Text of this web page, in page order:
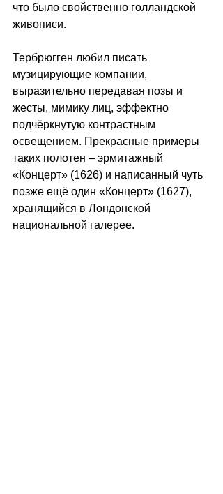
что было свойственно голландской
живописи.
Тербрюгген любил писать
музицирующие компании,
выразительно передавая позы и
жесты, мимику лиц, эффектно
подчёркнутую контрастным
освещением. Прекрасные примеры
таких полотен – эрмитажный
«Концерт» (1626) и написанный чуть
позже ещё один «Концерт» (1627),
хранящийся в Лондонской
национальной галерее.